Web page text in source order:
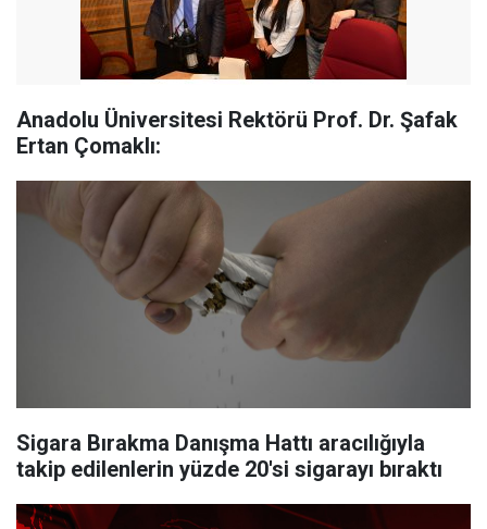
Anadolu Üniversitesi Rektörü Prof. Dr. Şafak
Ertan Çomaklı:
Sigara Bırakma Danışma Hattı aracılığıyla
takip edilenlerin yüzde 20'si sigarayı bıraktı